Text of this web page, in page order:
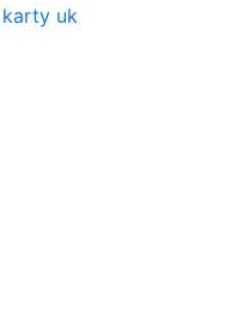
uk